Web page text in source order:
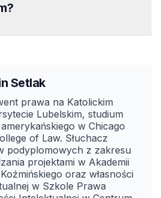
Setlak
prawa na Katolickim
Lubelskim, studium
w Chicago
of Law. Słuchacz
podyplomowych z zakresu
projektami w Akademii
oraz własności
w Szkole Prawa